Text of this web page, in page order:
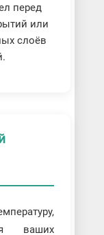
перед
или
слоёв
ваших